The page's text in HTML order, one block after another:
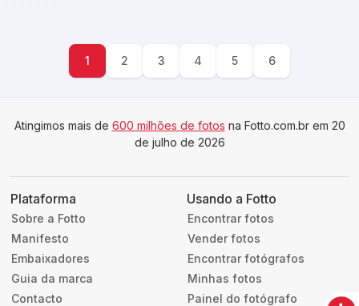
1 2 3 4 5 6
Atingimos mais de 600 milhões de fotos na Fotto.com.br em 20
de julho de 2026
Plataforma
Sobre a Fotto
Manifesto
Embaixadores
Guia da marca
Contacto
Usando a Fotto
Encontrar fotos
Vender fotos
Encontrar fotógrafos
Minhas fotos
Painel do fotógrafo